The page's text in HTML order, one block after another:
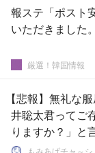
報ステ「ポスト
いただきました
厳選！韓国情報
【悲報】無礼な
井聡太君ってご
りますか？」と